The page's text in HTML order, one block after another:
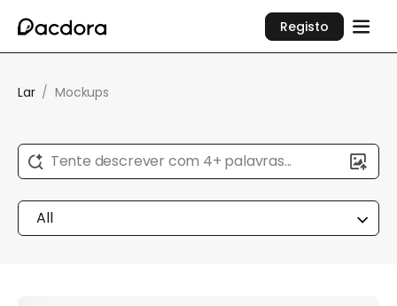
Registo
Lar / Mockups
Tente descrever com 4+ palavras...
All